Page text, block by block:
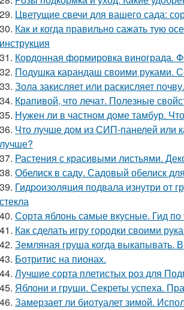
29. Цветущие свечи для вашего сада:
30. Как и когда правильно сажать тую
инструкция
31. Кордонная формировка винограда.
32. Подушка карандаш своими руками.
33. Зола закисляет или раскисляет
34. Крапивой, что лечат. Полезные
35. Нужен ли в частном доме тамбур.
36. Что лучше дом из СИП-панелей или
лучше?
37. Растения с красивыми листьями.
38. Обелиск в саду. Садовый обелиск
39. Гидроизоляция подвала изнутри от
стекла
40. Сорта яблонь самые вкусные. Гид
41. Как сделать игру городки своими
42. Земляная груша когда выкапывать.
43. Ботритис на пионах.
44. Лучшие сорта плетистых роз для
45. Яблони и груши. Секреты успеха.
46. Замерзает ли биотуалет зимой.